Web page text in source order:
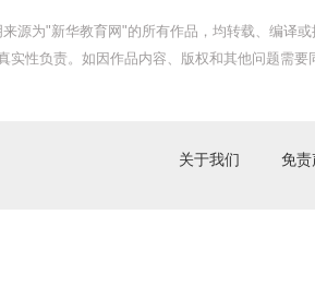
来源为"新华教育网"的所有作品，均转载、编译
实性负责。如因作品内容、版权和其他问题需
关于我们 免责